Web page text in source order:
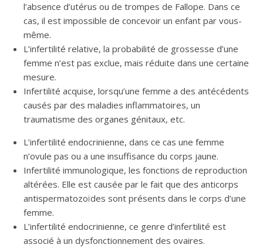
l’absence d’utérus ou de trompes de Fallope. Dans ce
cas, il est impossible de concevoir un enfant par vous-
même.
L’infertilité relative, la probabilité de grossesse d’une
femme n’est pas exclue, mais réduite dans une certaine
mesure.
Infertilité acquise, lorsqu’une femme a des antécédents
causés par des maladies inflammatoires, un
traumatisme des organes génitaux, etc.
L’infertilité endocrinienne, dans ce cas une femme
n’ovule pas ou a une insuffisance du corps jaune.
Infertilité immunologique, les fonctions de reproduction
altérées. Elle est causée par le fait que des anticorps
antispermatozoïdes sont présents dans le corps d’une
femme.
L’infertilité endocrinienne, ce genre d’infertilité est
associé à un dysfonctionnement des ovaires.